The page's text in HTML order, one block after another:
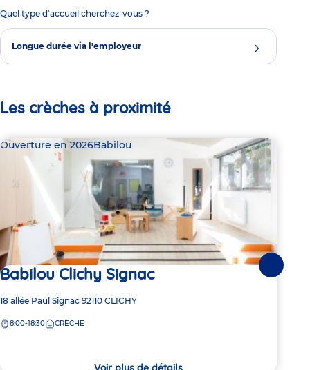
Quel type d'accueil cherchez-vous ?
Longue durée via l'employeur
Les crèches à proximité
Ouverture en 2026Babilou
Babilou Clichy Signac
Adresse
la
18 allée Paul Signac 92110 CLICHY
8:00-18:30 CRÈCHE